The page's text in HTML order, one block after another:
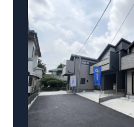
駅 徒歩
ロケーション
・相模原市立二
・相模原市立相
・星の子保
・sanwa 西橋
・ローソン・スリーエフ
◇ブルーミングガーデンのこだ
・誰が、何をしたか。が明確
ります。・設計、施工、営業が
ンを提供いたします。・不要な
コストダウンに努めています。
の建物は、国が定めた耐震等級